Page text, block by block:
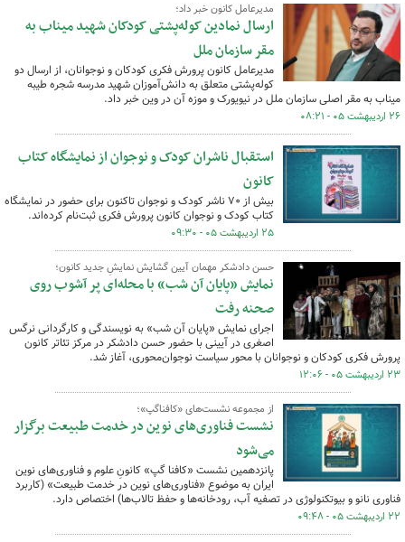
مدیرعامل کانون خبر داد؛
ارسال نمادین کوله‌پشتی کودکان شهید میناب به
مقر سازمان ملل
مدیرعامل کانون پرورش فکری کودکان و نوجوانان، از ارسال دو
کوله‌پشتی متعلق به دانش‌آموزان شهید مدرسه شجره طیبه
میناب به مقر اصلی سازمان ملل در نیویورک و موزه آن در وین خبر داد.
۲۶ اردیبهشت ۰۵ - ۰۸:۲۱
استقبال ناشران کودک و نوجوان از نمایشگاه کتاب
کانون
بیش از ۷۰ ناشر کودک و نوجوان تاکنون برای حضور در نمایشگاه
کتاب کودک و نوجوان کانون پرورش فکری ثبت‌نام کرده‌اند.
۲۵ اردیبهشت ۰۵ - ۰۹:۳۰
حسن دادشکر مهمان آیین گشایش نمایشِ جدید کانون؛
نمایش «پایان آن شب» با محله‌ای پر آشوب روی
صحنه رفت
اجرای نمایش «پایان آن شب» به نویسندگی و کارگردانی نرگس
اصغری در آیینی با حضور حسن دادشکر در مرکز تئاتر کانون
پرورش فکری کودکان و نوجوانان با محور سیاست نوجوان‌محوری، آغاز شد.
۲۳ اردیبهشت ۰۵ - ۱۲:۰۶
از مجموعه نشست‌های «کافناگپ»؛
نشست فناوری‌های نوین در خدمت طبیعت برگزار
می‌شود
پانزدهمین نشست «کافنا گپ» کانونِ علوم و فناوری‌های نوین
ایران به موضوع «فناوری‌های نوین در خدمت طبیعت» (کاربرد
فناوری نانو و بیوتکنولوژی در تصفیه آب، رودخانه‌ها و حفظ تالاب‌ها) اختصاص دارد.
۲۲ اردیبهشت ۰۵ - ۰۹:۴۸